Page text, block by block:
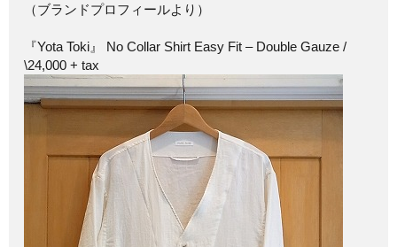
（ブランドプロフィールより）
『Yota Toki』 No Collar Shirt Easy Fit – Double Gauze /
\24,000 + tax